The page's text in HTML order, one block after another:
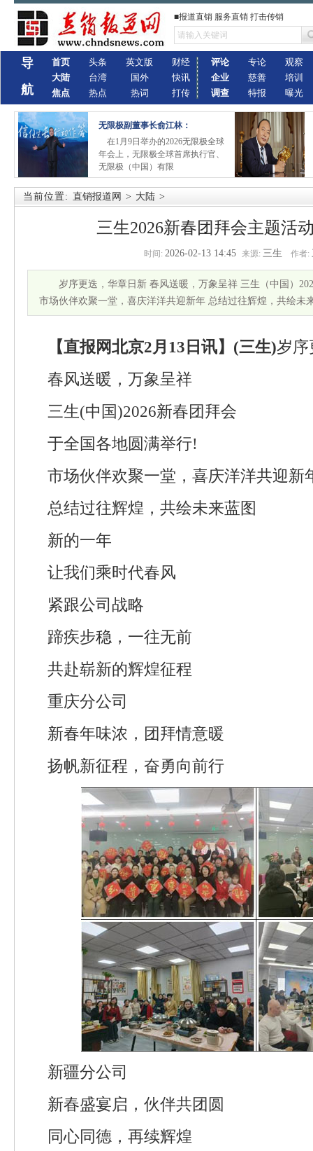
■报道直销 服务直销 打击传销
导
航
首页
大陆
焦点
头条
台湾
热点
英文版
国外
热词
财经
快讯
打传
评论
企业
调查
专论
慈善
特报
观察
培训
曝光
无限极副董事长俞江林：
在1月9日举办的2026无限极全球
年会上，无限极全球首席执行官、
无限极（中国）有限
当前位置: 直销报道网 > 大陆 >
三生2026新春团拜会主题活
时间: 2026-02-13 14:45 来源: 三生 作者:
岁序更迭，华章日新 春风送暖，万象呈祥 三生（中国）
市场伙伴欢聚一堂，喜庆洋洋共迎新年 总结过往辉煌，共绘未
【直报网北京2月13日讯】(三生)岁序
春风送暖，万象呈祥
三生(中国)2026新春团拜会
于全国各地圆满举行!
市场伙伴欢聚一堂，喜庆洋洋共迎新
总结过往辉煌，共绘未来蓝图
新的一年
让我们乘时代春风
紧跟公司战略
蹄疾步稳，一往无前
共赴崭新的辉煌征程
重庆分公司
新春年味浓，团拜情意暖
扬帆新征程，奋勇向前行
新疆分公司
新春盛宴启，伙伴共团圆
同心同德，再续辉煌